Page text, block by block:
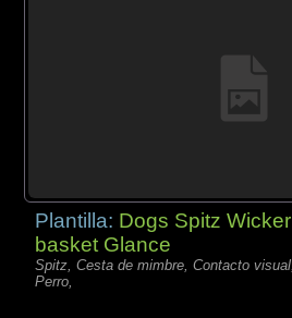
Plantilla: Dogs Spitz Wicker
basket Glance
Spitz, Cesta de mimbre, Contacto visual,
Perro,